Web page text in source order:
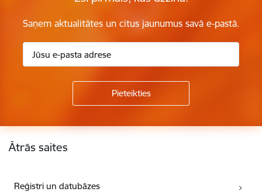
Saņem aktualitātes un citus jaunumus savā e-pastā.
Kājene
Ātrās saites
Reģistri un datubāzes